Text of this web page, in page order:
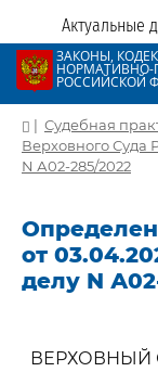
Актуальные
ЗАКОНЫ,
НОРМАТИВНО-
РОССИЙСКОЙ
| Судебная
Верховного Суда
N А02-285/2022
от
делу N
ВЕРХОВНЫЙ